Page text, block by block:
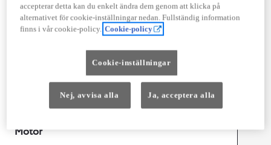
Föbrukning
3,8
EURO 6
Kombinerad Co2 87g/km
Motor
accepterar detta kan du enkelt ändra dem genom att klicka på
alternativet för cookie-inställningar nedan. Fullständig information
finns i vår cookie-policy. Cookie-policy
Cookie-inställningar
Nej, avvisa alla Ja, acceptera alla